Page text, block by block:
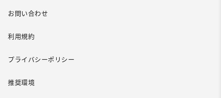
お問い合わせ
利用規約
プライバシーポリシー
推奨環境